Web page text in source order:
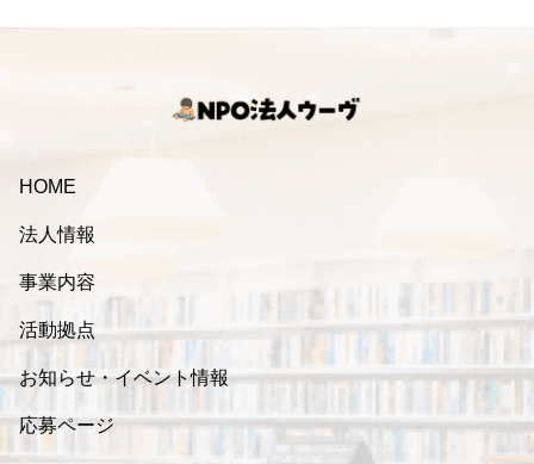
HOME
法人情報
事業内容
活動拠点
お知らせ・イベント情報
応募ページ